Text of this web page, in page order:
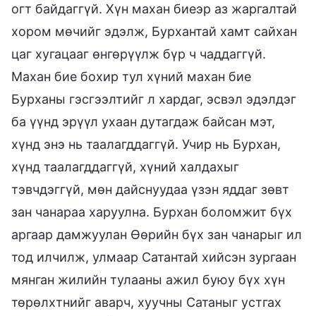
огт байдаггүй. Хүн махан биеэр аз жаргалтай
хором мөчийг эдэлж, Бурхантай хамт сайхан
цаг хугацааг өнгөрүүлж бүр ч чаддаггүй.
Махан бие бохир тул хүний махан бие
Бурханы гэсгээлтийг л хардаг, эсвэл эдэлдэг
ба үүнд эрүүл ухаан дутагдаж байсан мэт,
хүнд энэ нь таалагддаггүй. Учир нь Бурхан,
хүнд таалагддаггүй, хүний халдахыг
тэвчдэггүй, мөн дайснуудаа үзэн яддаг зөвт
зан чанараа харуулна. Бурхан боломжит бүх
аргаар дамжуулан Өөрийн бүх зан чанарыг ил
тод илчилж, улмаар Сатантай хийсэн зургаан
мянган жилийн тулааны ажил буюу бүх хүн
төрөлхтнийг аварч, хуучны Сатаныг устгах